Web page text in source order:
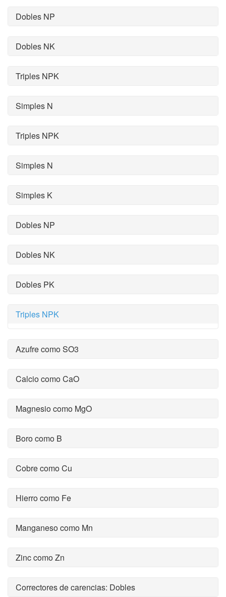
Dobles NP
Dobles NK
Triples NPK
Simples N
Triples NPK
Simples N
Simples K
Dobles NP
Dobles NK
Dobles PK
Triples NPK
Azufre como SO3
Calcio como CaO
Magnesio como MgO
Boro como B
Cobre como Cu
Hierro como Fe
Manganeso como Mn
Zinc como Zn
Correctores de carencias: Dobles